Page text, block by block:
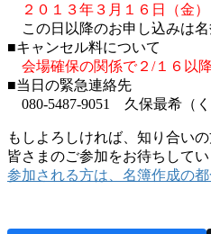
２０１３年３月１６日（金）
この日以降のお申し込みは名
■キャンセル料について
会場確保の関係で２/１６以
■当日の緊急連絡先
080-5487-9051 久保最希（く
もしよろしければ、知り合い
皆さまのご参加をお待ちしてい
参加される方は、名簿作成の